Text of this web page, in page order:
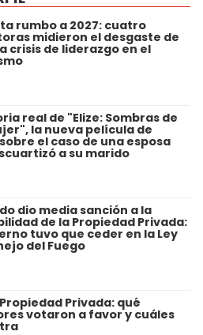
rumbo a 2027: cuatro
midieron el desgaste de
crisis de liderazgo en el
real de "Elize: Sombras de
la nueva película de
el caso de una esposa
a su marido
dio media sanción a la
de la Propiedad Privada:
tuvo que ceder en la Ley
del Fuego
Privada: qué
votaron a favor y cuáles